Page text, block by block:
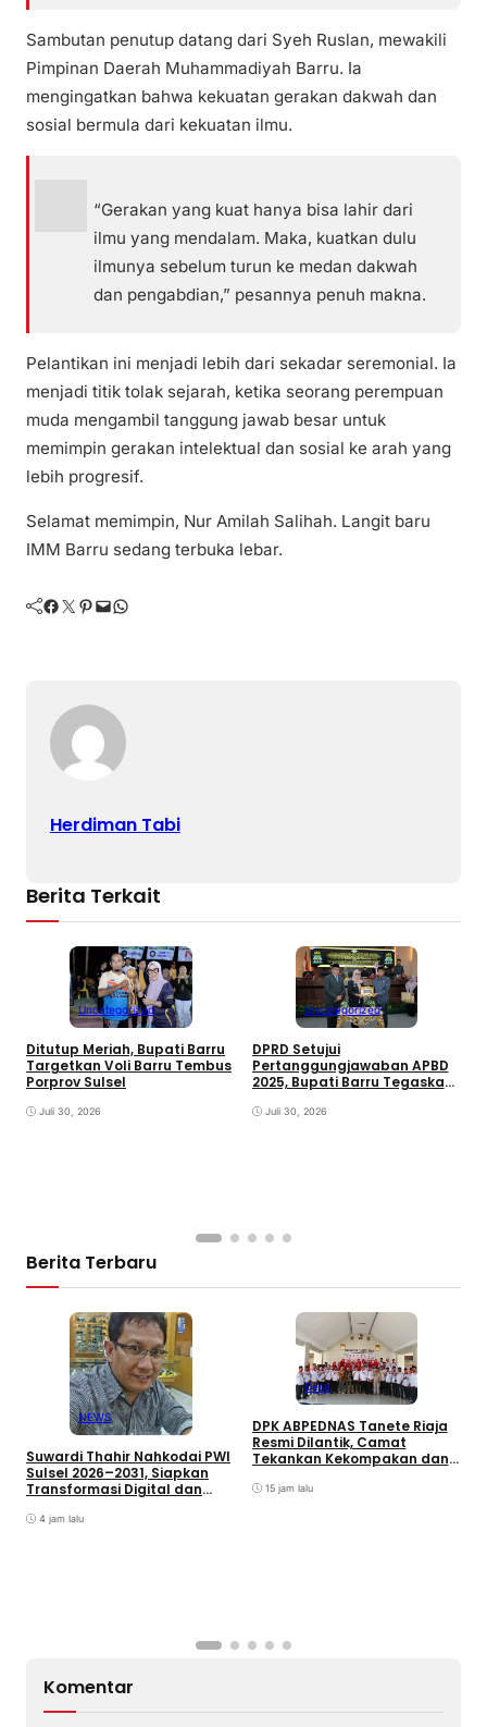
Sambutan penutup datang dari Syeh Ruslan, mewakili
Pimpinan Daerah Muhammadiyah Barru. Ia
mengingatkan bahwa kekuatan gerakan dakwah dan
sosial bermula dari kekuatan ilmu.
“Gerakan yang kuat hanya bisa lahir dari
ilmu yang mendalam. Maka, kuatkan dulu
ilmunya sebelum turun ke medan dakwah
dan pengabdian,” pesannya penuh makna.
Pelantikan ini menjadi lebih dari sekadar seremonial. Ia
menjadi titik tolak sejarah, ketika seorang perempuan
muda mengambil tanggung jawab besar untuk
memimpin gerakan intelektual dan sosial ke arah yang
lebih progresif.
Selamat memimpin, Nur Amilah Salihah. Langit baru
IMM Barru sedang terbuka lebar.
Facebook Twitter Pinterest Mail WhatsApp
Herdiman Tabi
Berita Terkait
Uncategorized
Ditutup Meriah, Bupati Barru
Targetkan Voli Barru Tembus
Porprov Sulsel
Juli 30, 2026
Uncategorized
DPRD Setujui
Pertanggungjawaban APBD
2025, Bupati Barru Tegaskan
Raih WTP ke-11 Berturut-turut
Juli 30, 2026
Berita Terbaru
NEWS
Suwardi Thahir Nahkodai PWI
Sulsel 2026–2031, Siapkan
Transformasi Digital dan
4 jam lalu
Desa
DPK ABPEDNAS Tanete Riaja
Resmi Dilantik, Camat
Tekankan Kekompakan dan
15 jam lalu
Komentar